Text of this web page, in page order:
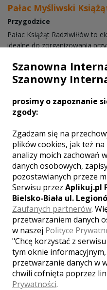
Pałac Myśliwski
Przygodzice
Pałac Książąt Radziwiłłów to
idealne do zorganizowania
służbowe są przez nas
miejsca noclegowe
parking
kuchnia
Szanowna
Szanowny
prosimy o zapoznanie
zgody:
Zgadzam się na
plików cookies, jak też
analizy moich zachowań
danych osobowych,
pozostawianych przeze
Serwisu przez Aplikuj.pl
Bielsko-Biała ul.
Zaufanych partnerów.
przetwarzaniem danych
w naszej Polityce
"Chcę korzystać z
tym oknie
przetwarzanie danych w
chwili cofnięta poprzez
Prywatności.